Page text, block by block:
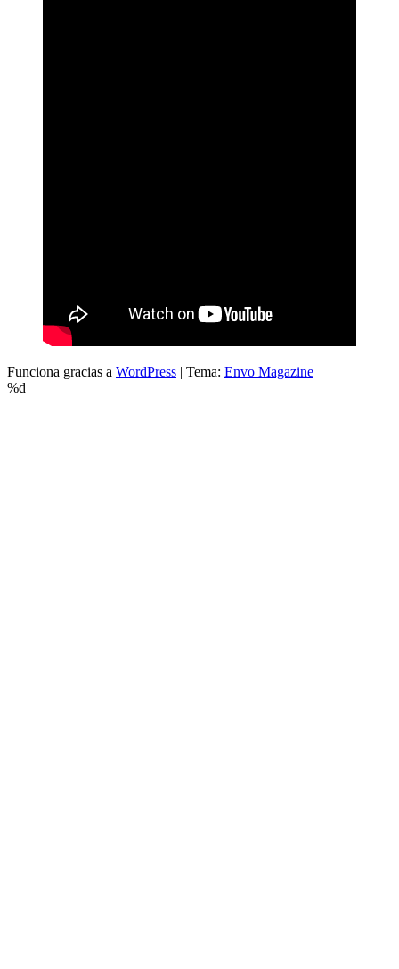
Funciona gracias a WordPress | Tema: Envo Magazine
%d